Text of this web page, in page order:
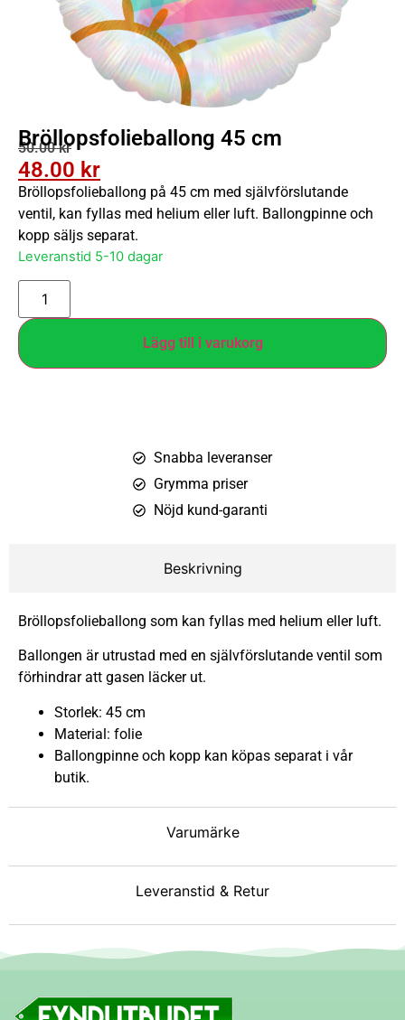
Bröllopsfolieballong 45 cm
50.00kr
48.00 kr
Bröllopsfolieballong på 45 cm med självförslutande
ventil, kan fyllas med helium eller luft. Ballongpinne och
kopp säljs separat.
Leveranstid 5-10 dagar
Lägg till i varukorg
Snabba leveranser
Grymma priser
Nöjd kund-garanti
Beskrivning
Varumärke
Leveranstid & Retur
Bröllopsfolieballong som kan fyllas med helium eller luft.
Ballongen är utrustad med en självförslutande ventil som
förhindrar att gasen läcker ut.
Storlek: 45 cm
Material: folie
Ballongpinne och kopp kan köpas separat i vår
butik.